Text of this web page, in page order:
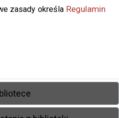
zasady określa Regulamin